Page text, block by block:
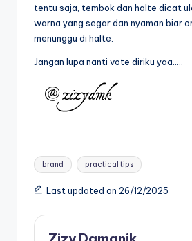
tentu saja, tembok dan halte dicat
warna yang segar dan nyaman biar
menunggu di halte.
Jangan lupa nanti vote diriku yaa…..
Tags:
brand practical tips
Last updated on 26/12/2025